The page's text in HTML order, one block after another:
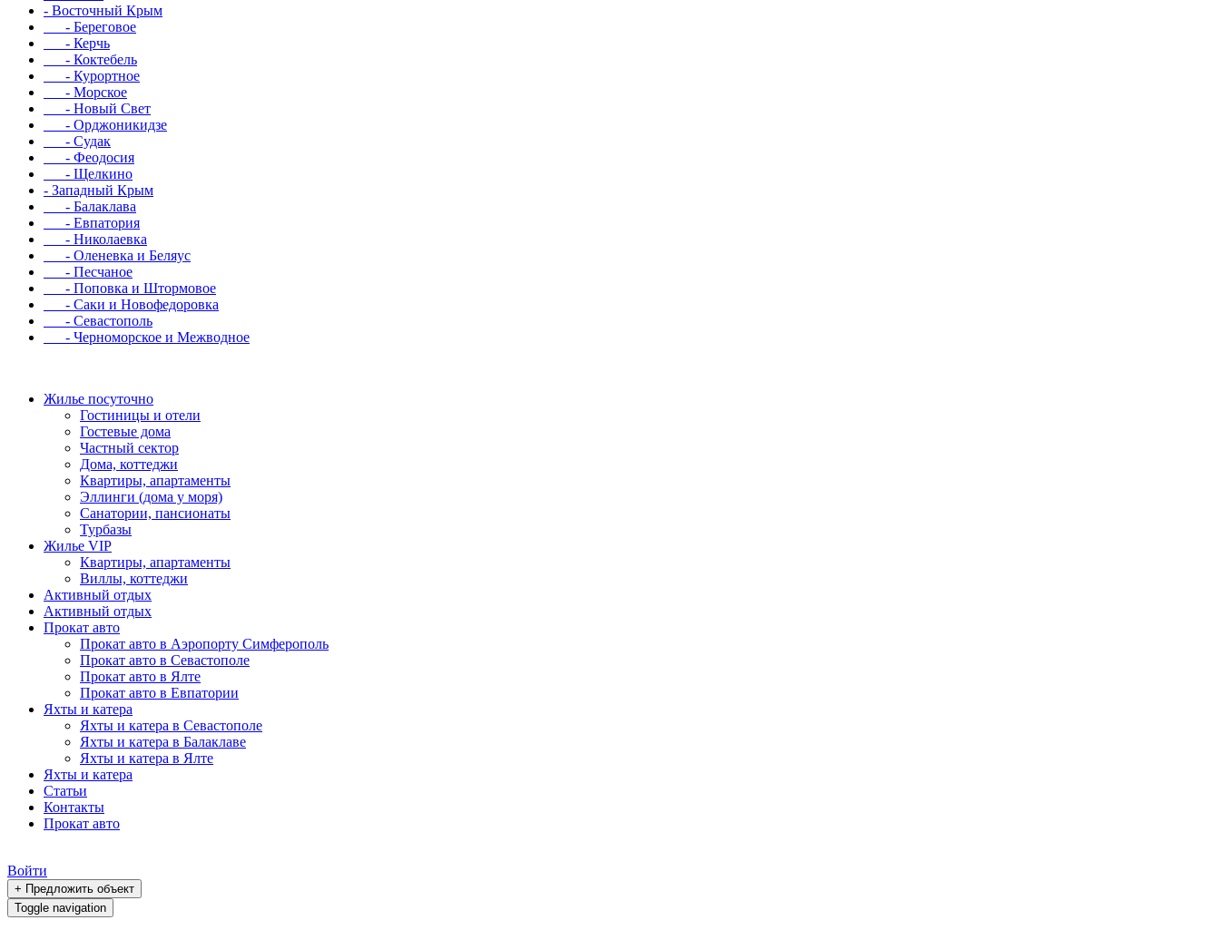
- Восточный Крым
- Береговое
- Керчь
- Коктебель
- Курортное
- Морское
- Новый Свет
- Орджоникидзе
- Судак
- Феодосия
- Щелкино
- Западный Крым
- Балаклава
- Евпатория
- Николаевка
- Оленевка и Беляус
- Песчаное
- Поповка и Штормовое
- Саки и Новофедоровка
- Севастополь
- Черноморское и Межводное
Жилье посуточно
Гостиницы и отели
Гостевые дома
Частный сектор
Дома, коттеджи
Квартиры, апартаменты
Эллинги (дома у моря)
Санатории, пансионаты
Турбазы
Жилье VIP
Квартиры, апартаменты
Виллы, коттеджи
Активный отдых
Активный отдых
Прокат авто
Прокат авто в Аэропорту Симферополь
Прокат авто в Севастополе
Прокат авто в Ялте
Прокат авто в Евпатории
Яхты и катера
Яхты и катера в Севастополе
Яхты и катера в Балаклаве
Яхты и катера в Ялте
Яхты и катера
Статьи
Контакты
Прокат авто
Войти
+ Предложить объект
Toggle navigation